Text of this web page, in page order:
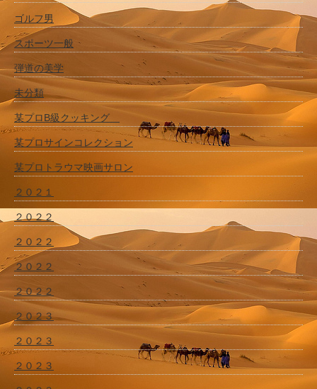
ゴルフ男
スポーツ一般
弾道の美学
未分類
某プロB級クッキング
某プロサインコレクション
某プロトラウマ映画サロン
２０２１
２０２２
２０２２
２０２２
２０２２
２０２３
２０２３
２０２３